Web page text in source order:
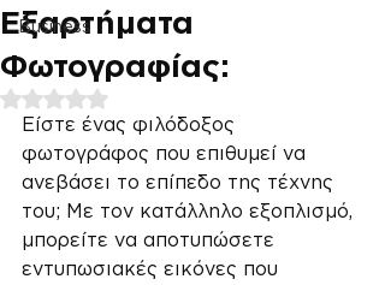
Business
Εξαρτήματα
Φωτογραφίας:
Βαθμολογήθηκε με NaN από 5 αστέρια.
Είστε ένας φιλόδοξος
φωτογράφος που επιθυμεί να
ανεβάσει το επίπεδο της τέχνης
του; Με τον κατάλληλο εξοπλισμό,
μπορείτε να αποτυπώσετε
εντυπωσιακές εικόνες που